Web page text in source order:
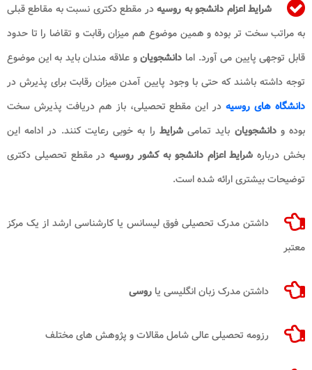
شرایط اعزام دانشجو به روسیهدر مقطع دکتری نسبت به مقاطع قبلی
به مراتب سخت تر بوده و همین موضوع هم میزان رقابت و تقاضا را تا حدود
قابل توجهی پایین می آورد. اما دانشجویانو علاقه مندان باید به این موضوع
توجه داشته باشند که حتی با وجود پایین آمدن میزان رقابت برای پذیرش در
دانشگاه های روسیه در این مقطع تحصیلی، باز هم دریافت پذیرش سخت
بوده ودانشجویان باید تمامیشرایط را به خوبی رعایت کنند. در ادامه این
بخش درباره شرایط اعزام دانشجو به کشور روسیهدر مقطع تحصیلی دکتری
توضیحات بیشتری ارائه شده است.
داشتن مدرک تحصیلی فوق لیسانس یا کارشناسی ارشد از یک مرکز
معتبر
داشتن مدرک زبان انگلیسی یا روسی
رزومه تحصیلی عالی شامل مقالات و پژوهش های مختلف